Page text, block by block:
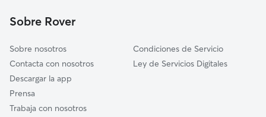
Serranillos del Valle
Sobre Rover
Sobre nosotros
Contacta con nosotros
Descargar la app
Prensa
Trabaja con nosotros
Condiciones de Servicio
Ley de Servicios Digitales